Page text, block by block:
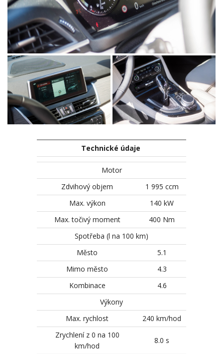
Technické údaje
Motor
Zdvihový objem
1 995 ccm
Max. výkon
140 kW
Max. točivý moment
400 Nm
Spotřeba (l na 100 km)
Město
5.1
Mimo město
4.3
Kombinace
4.6
Výkony
Max. rychlost
240 km/hod
Zrychlení z 0 na 100
km/hod
8.0 s